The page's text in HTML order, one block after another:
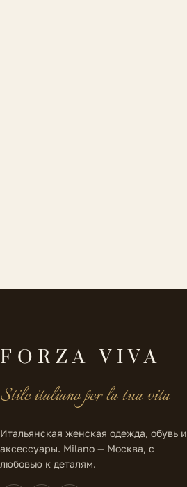
FORZA VIVA
Stile italiano per la tua vita
Итальянская женская одежда, обувь и
аксессуары. Milano — Москва, с
любовью к деталям.